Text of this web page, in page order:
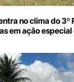
no clima do 3º
em ação